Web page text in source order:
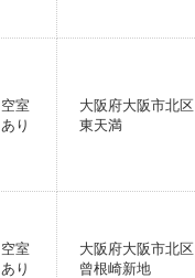
空室
あり
大阪府大阪市北区
東天満
空室
あり
大阪府大阪市北区
曾根崎新地